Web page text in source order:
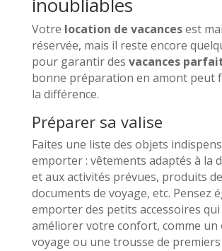
inoubliables
Votre location de vacancesest
réservée, mais il reste encore
pour garantir des vacances
bonne préparation en amont peut
la différence.
Préparer sa valise
Faites une liste des objets
emporter : vêtements adaptés à la
et aux activités prévues, produits
documents de voyage, etc. Pensez
emporter des petits accessoires
améliorer votre confort, comme un
voyage ou une trousse de premiers